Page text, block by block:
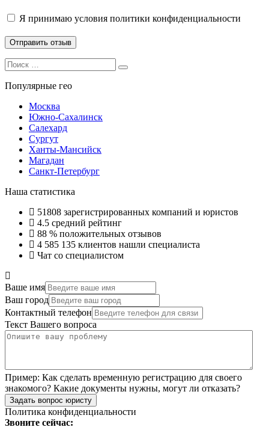
Я принимаю условия политики конфиденциальности
Search
for:
Search
Популярные гео
Москва
Южно-Сахалинск
Салехард
Сургут
Ханты-Мансийск
Магадан
Санкт-Петербург
Наша статистика
51808 зарегистрированных компаний и юристов
4.5 средний рейтинг
88 % положительных отзывов
4 585 135 клиентов нашли специалиста
Чат со специалистом
Ваше имя
Ваш город
Контактный телефон
Текст Вашего вопроса
Пример: Как сделать временную регистрацию для своего
знакомого? Какие документы нужны, могут ли отказать?
Задать вопрос юристу
Политика конфиденциальности
Звоните сейчас: